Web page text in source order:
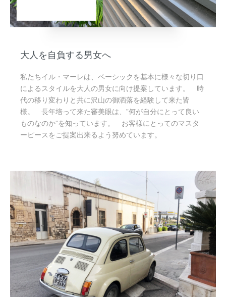
大人を自負する男女へ
私たちイル・マーレは、ベーシックを基本に様々な切り口
によるスタイルを大人の男女に向け提案しています。 時
代の移り変わりと共に沢山の御洒落を経験して来た皆
様。 長年培って来た審美眼は、”何が自分にとって良い
ものなのか”を知っています。 お客様にとってのマスタ
ーピースをご提案出来るよう努めています。